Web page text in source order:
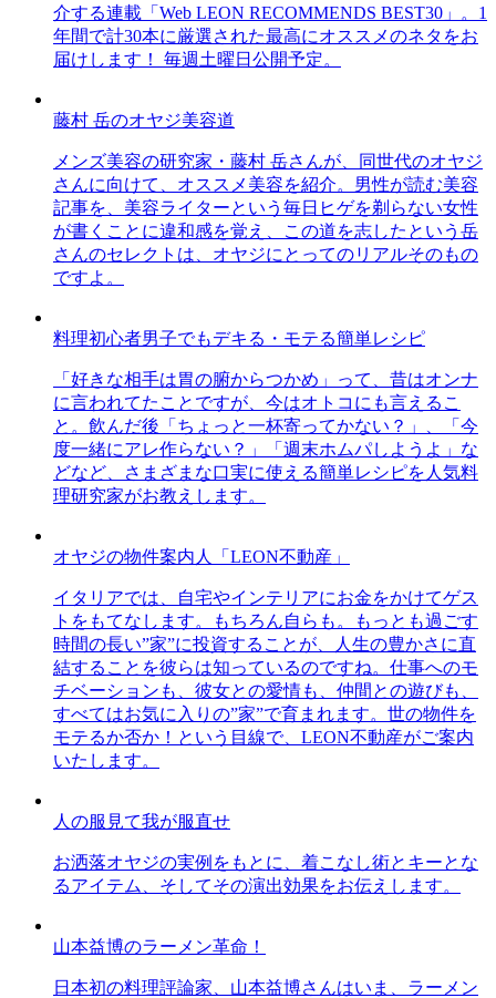
介する連載「Web LEON RECOMMENDS BEST30」。1
年間で計30本に厳選された最高にオススメのネタをお
届けします！ 毎週土曜日公開予定。
藤村 岳のオヤジ美容道
メンズ美容の研究家・藤村 岳さんが、同世代のオヤジ
さんに向けて、オススメ美容を紹介。男性が読む美容
記事を、美容ライターという毎日ヒゲを剃らない女性
が書くことに違和感を覚え、この道を志したという岳
さんのセレクトは、オヤジにとってのリアルそのもの
ですよ。
料理初心者男子でもデキる・モテる簡単レシピ
「好きな相手は胃の腑からつかめ」って、昔はオンナ
に言われてたことですが、今はオトコにも言えるこ
と。飲んだ後「ちょっと一杯寄ってかない？」、「今
度一緒にアレ作らない？」「週末ホムパしようよ」な
どなど、さまざまな口実に使える簡単レシピを人気料
理研究家がお教えします。
オヤジの物件案内人「LEON不動産」
イタリアでは、自宅やインテリアにお金をかけてゲス
トをもてなします。もちろん自らも。もっとも過ごす
時間の長い”家”に投資することが、人生の豊かさに直
結することを彼らは知っているのですね。仕事へのモ
チベーションも、彼女との愛情も、仲間との遊びも、
すべてはお気に入りの”家”で育まれます。世の物件を
モテるか否か！という目線で、LEON不動産がご案内
いたします。
人の服見て我が服直せ
お洒落オヤジの実例をもとに、着こなし術とキーとな
るアイテム、そしてその演出効果をお伝えします。
山本益博のラーメン革命！
日本初の料理評論家、山本益博さんはいま、ラーメン